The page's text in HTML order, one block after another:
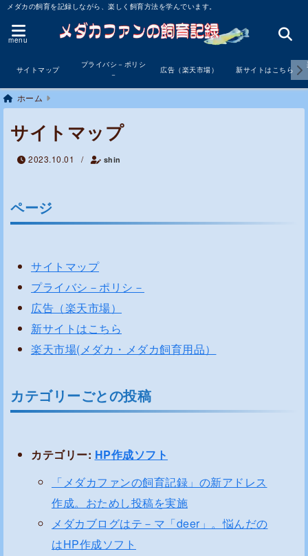
メダカの飼育を記録しながら、楽しく飼育方法を学んでいます。
menu
サイトマップ
プライバシ－ポリシ
－
広告（楽天市場） 新サイトはこちら
ホーム
サイトマップ
2023.10.01 / shin
ページ
サイトマップ
プライバシ－ポリシ－
広告（楽天市場）
新サイトはこちら
楽天市場(メダカ・メダカ飼育用品）
カテゴリーごとの投稿
カテゴリー: HP作成ソフト
「メダカファンの飼育記録」の新アドレス
作成。おためし投稿を実施
メダカブログはテ－マ「deer」。悩んだの
はHP作成ソフト